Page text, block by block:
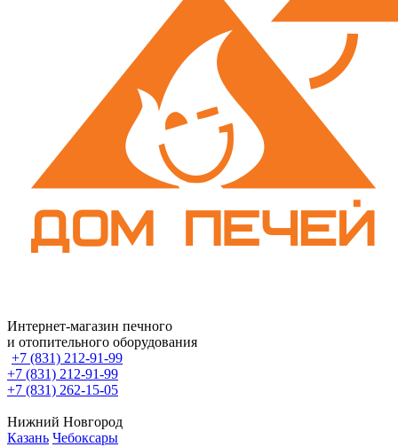
Интернет-магазин печного
и отопительного оборудования
+7 (831) 212-91-99
+7 (831) 212-91-99
+7 (831) 262-15-05
Нижний Новгород
Казань Чебоксары